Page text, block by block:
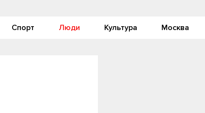
Спорт Люди Культура Москва